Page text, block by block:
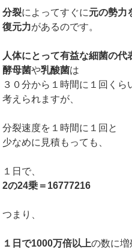
分裂によってすぐに元の勢力
復元力があるのです。
人体にとって有益な細菌の代
酵母菌や乳酸菌は
３０分から１時間に１回く
考えられますが、
分裂速度を１時間に１回と
少なめに見積もっても、
１日で、
2の24乗＝16777216
つまり、
１日で1000万倍以上の数に増